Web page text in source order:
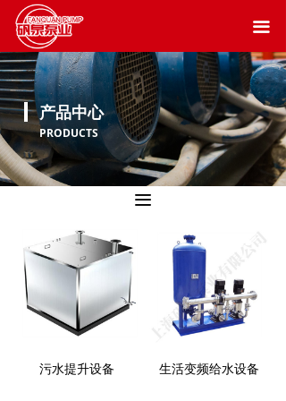
끀
끀
污水提升设备 生活变频给水设备
产品中心
PRODUCTS